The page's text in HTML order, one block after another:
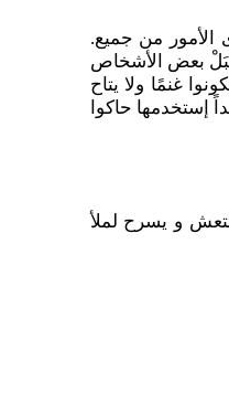
الأمور من جميع.
بعض الأشخاص
غنمًا ولا يتاح
إستخدمها ‏حاكوا
و يسرح لملأ